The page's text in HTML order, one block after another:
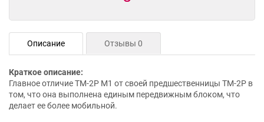
Описание Отзывы 0
Краткое описание:
Главное отличие ТМ-2Р М1 от своей предшественницы ТМ-2Р в
том, что она выполнена единым передвижным блоком, что
делает ее более мобильной.